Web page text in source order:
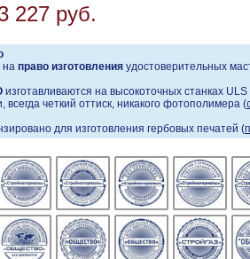
227 руб.
на право изготовления удостоверительных
изготавливаются на высокоточных станках
всегда четкий оттиск, никакого фотополимера (
для изготовления гербовых печатей (